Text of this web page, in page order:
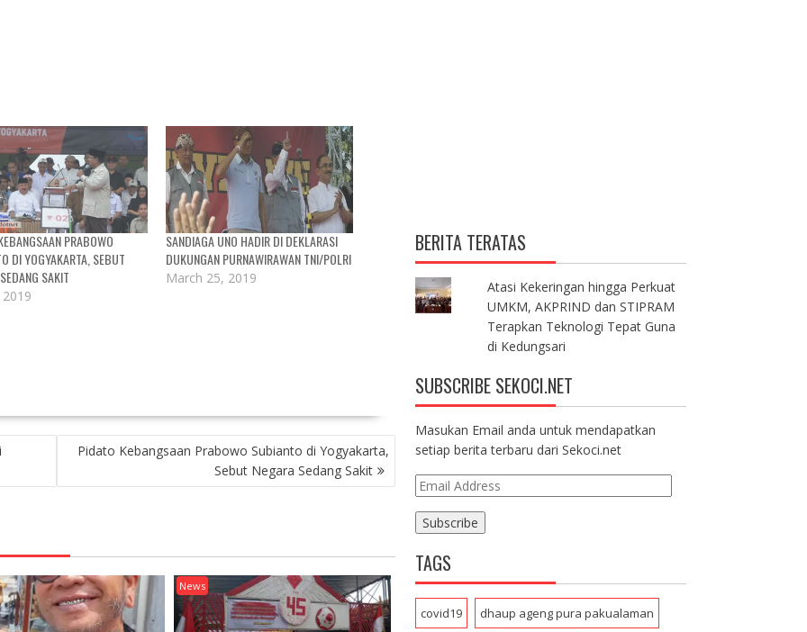
PRABOWO
DI YOGYAKARTA, SEBUT
SAKIT
SANDIAGA UNO HADIR DI DEKLARASI
DUKUNGAN PURNAWIRAWAN TNI/POLRI
March 25, 2019
Pidato Kebangsaan Prabowo Subianto di Yogyakarta,
Sebut Negara Sedang Sakit
News
BERITA TERATAS
Atasi Kekeringan hingga Perkuat
UMKM, AKPRIND dan STIPRAM
Terapkan Teknologi Tepat Guna
di Kedungsari
SUBSCRIBE SEKOCI.NET
Masukan Email anda untuk mendapatkan
setiap berita terbaru dari Sekoci.net
E
l
A
d
d
TAGS
covid19 dhaup ageng pura pakualaman